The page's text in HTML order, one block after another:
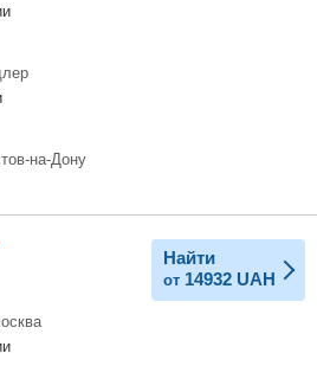
на-Дону
Найти
от 14932 UAH